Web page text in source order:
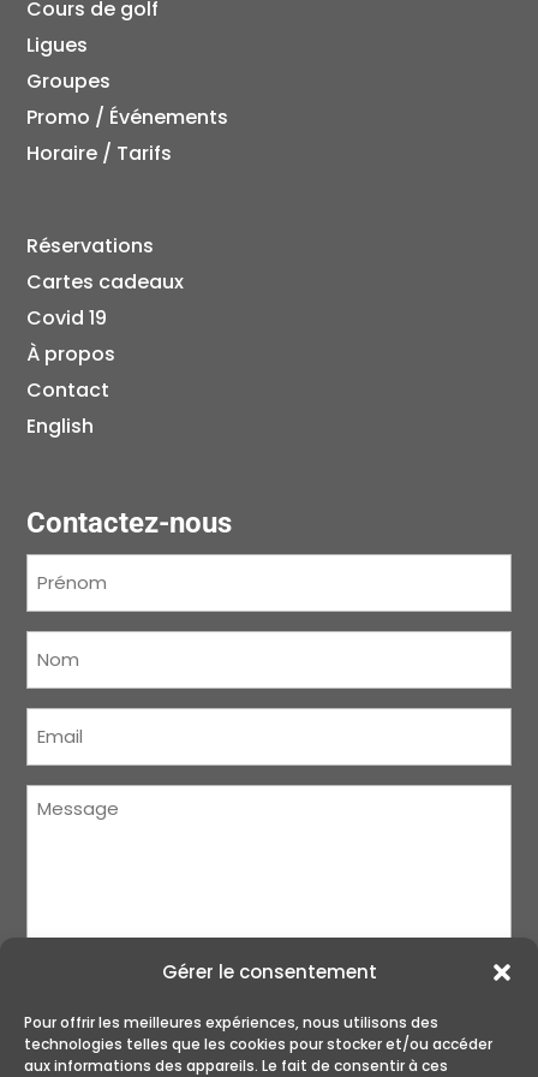
Gérer le consentement
Pour offrir les meilleures expériences, nous utilisons des
technologies telles que les cookies pour stocker et/ou accéder
aux informations des appareils. Le fait de consentir à ces
Cours de golf
Ligues
Groupes
Promo / Événements
Horaire / Tarifs
Réservations
Cartes cadeaux
Covid 19
À propos
Contact
English
Contactez-nous
Message